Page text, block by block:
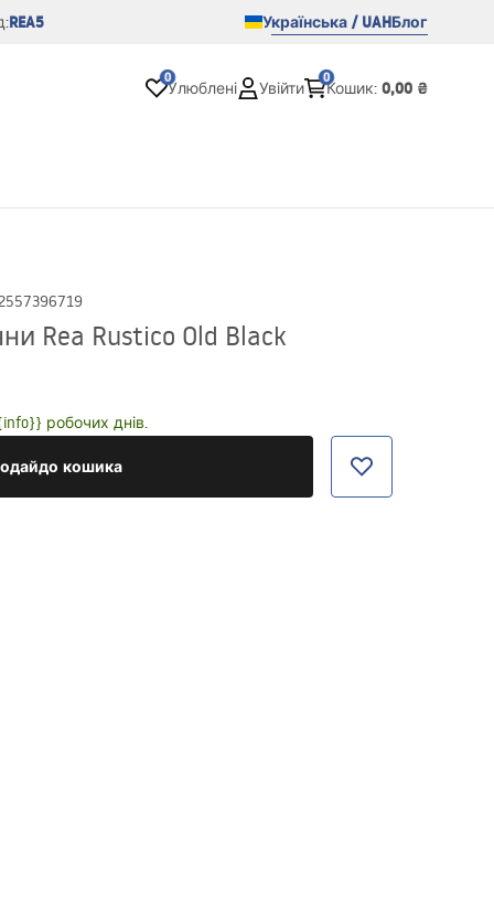
REA5 Українська / UAHБлог
0
Улюблені Увійти
0
Кошик: 0,00 ₴
Rea Rustico Old Black
робочих днів.
кошика